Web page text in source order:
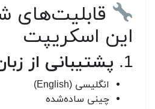
قابلیت‌های
این اسکریپت
1. پشتیبانی از
انگلیسی (English)
چینی ساده‌شده